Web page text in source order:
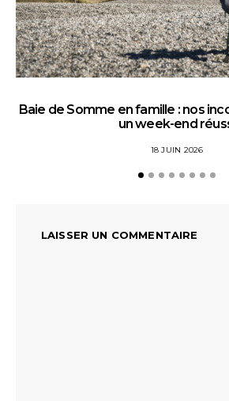
Baie de Somme en famille : nos
un week-end
18 JUIN 2026
LAISSER UN COMMENTAIRE